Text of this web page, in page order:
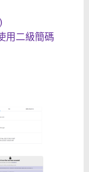
用二級簡碼